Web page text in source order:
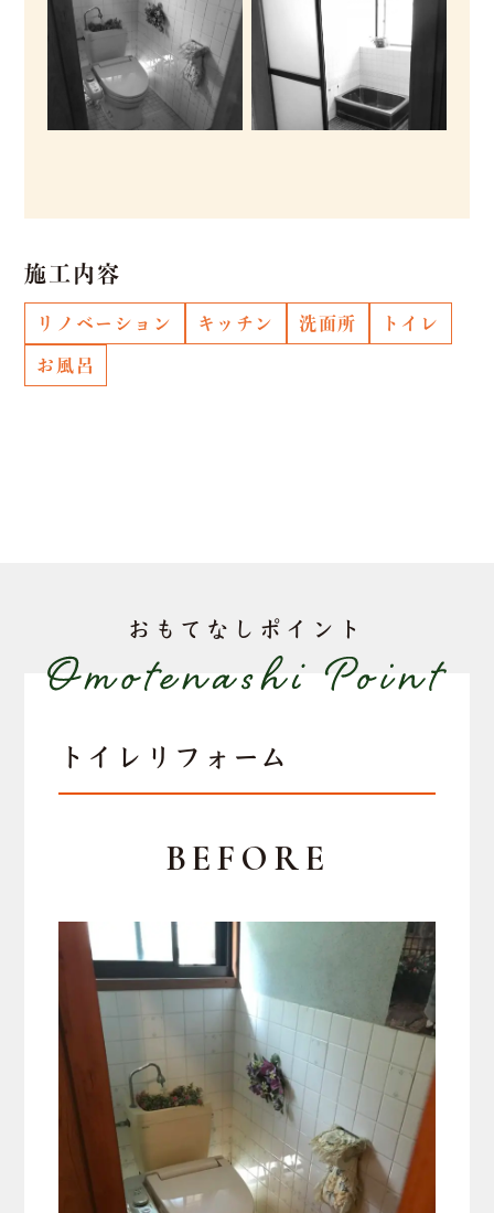
施工内容
リノベーション キッチン 洗面所 トイレ
お風呂
おもてなしポイント
トイレリフォーム
BEFORE